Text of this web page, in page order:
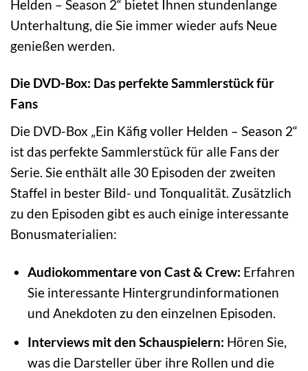
Helden – Season 2“ bietet Ihnen stundenlange
Unterhaltung, die Sie immer wieder aufs Neue
genießen werden.
Die DVD-Box: Das perfekte Sammlerstück für
Fans
Die DVD-Box „Ein Käfig voller Helden – Season 2“
ist das perfekte Sammlerstück für alle Fans der
Serie. Sie enthält alle 30 Episoden der zweiten
Staffel in bester Bild- und Tonqualität. Zusätzlich
zu den Episoden gibt es auch einige interessante
Bonusmaterialien:
Audiokommentare von Cast & Crew: Erfahren
Sie interessante Hintergrundinformationen
und Anekdoten zu den einzelnen Episoden.
Interviews mit den Schauspielern: Hören Sie,
was die Darsteller über ihre Rollen und die